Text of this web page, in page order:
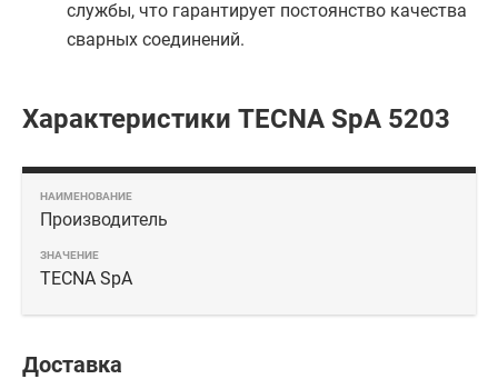
службы, что гарантирует постоянство качества
сварных соединений.
Характеристики TECNA SpA 5203
Производитель
TECNA SpA
Доставка